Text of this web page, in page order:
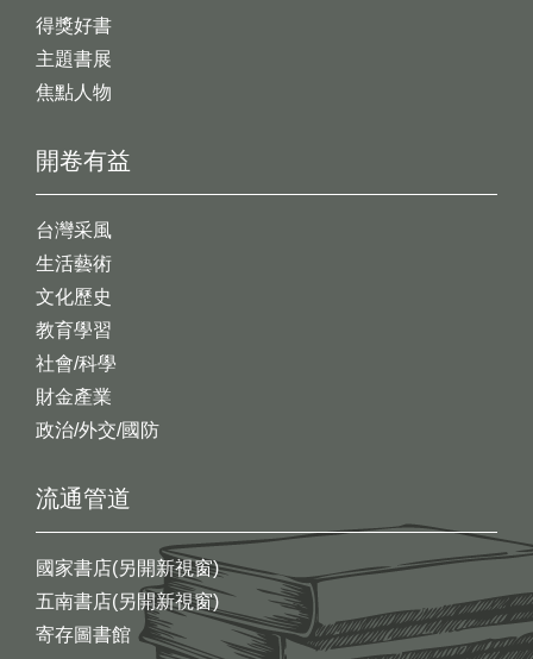
開卷有益
台灣采風
生活藝術
文化歷史
教育學習
社會/科學
財金產業
政治/外交/國防
得獎好書
主題書展
焦點人物
流通管道
國家書店(另開新視窗)
五南書店(另開新視窗)
寄存圖書館